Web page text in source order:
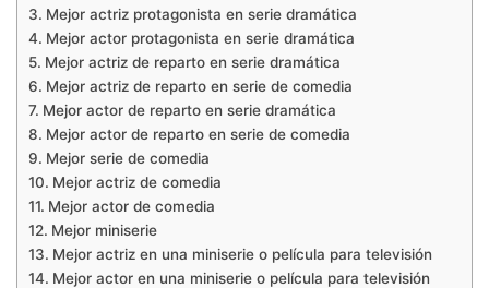
Mejor actriz protagonista en serie dramática
Mejor actor protagonista en serie dramática
Mejor actriz de reparto en serie dramática
Mejor actriz de reparto en serie de comedia
Mejor actor de reparto en serie dramática
Mejor actor de reparto en serie de comedia
Mejor serie de comedia
Mejor actriz de comedia
Mejor actor de comedia
Mejor miniserie
Mejor actriz en una miniserie o película para televisión
Mejor actor en una miniserie o película para televisión